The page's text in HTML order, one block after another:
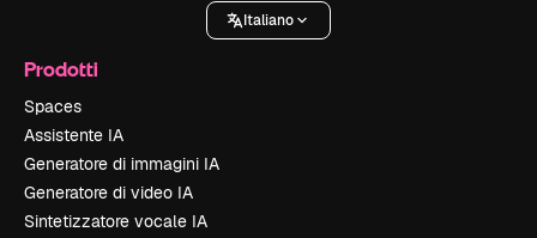
Italiano
Prodotti
Spaces
Assistente IA
Generatore di immagini IA
Generatore di video IA
Sintetizzatore vocale IA